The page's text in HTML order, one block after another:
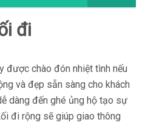
đi
được chào đón nhiệt tình nếu
và đẹp sẵn sàng cho khách
dàng đến ghé ủng hộ tạo sự
đi rộng sẽ giúp giao thông